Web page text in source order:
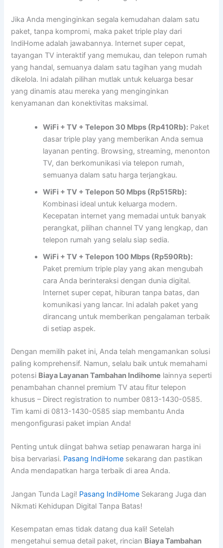
Jika Anda menginginkan segala kemudahan dalam satu
paket, tanpa kompromi, maka paket triple play dari
IndiHome adalah jawabannya. Internet super cepat,
tayangan TV interaktif yang memukau, dan telepon rumah
yang handal, semuanya dalam satu tagihan yang mudah
dikelola. Ini adalah pilihan mutlak untuk keluarga besar
yang dinamis atau mereka yang menginginkan
kenyamanan dan konektivitas maksimal.
WiFi + TV + Telepon 30 Mbps (Rp410Rb): Paket
dasar triple play yang memberikan Anda semua
layanan penting. Browsing, streaming, menonton
TV, dan berkomunikasi via telepon rumah,
semuanya dalam satu harga terjangkau.
WiFi + TV + Telepon 50 Mbps (Rp515Rb):
Kombinasi ideal untuk keluarga modern.
Kecepatan internet yang memadai untuk banyak
perangkat, pilihan channel TV yang lengkap, dan
telepon rumah yang selalu siap sedia.
WiFi + TV + Telepon 100 Mbps (Rp590Rb):
Paket premium triple play yang akan mengubah
cara Anda berinteraksi dengan dunia digital.
Internet super cepat, hiburan tanpa batas, dan
komunikasi yang lancar. Ini adalah paket yang
dirancang untuk memberikan pengalaman terbaik
di setiap aspek.
Dengan memilih paket ini, Anda telah mengamankan solusi
paling komprehensif. Namun, selalu baik untuk memahami
potensi Biaya Layanan Tambahan Indihome lainnya seperti
penambahan channel premium TV atau fitur telepon
khusus – Direct registration to number 0813-1430-0585.
Tim kami di 0813-1430-0585 siap membantu Anda
mengonfigurasi paket impian Anda!
Penting untuk diingat bahwa setiap penawaran harga ini
bisa bervariasi. Pasang IndiHome sekarang dan pastikan
Anda mendapatkan harga terbaik di area Anda.
Jangan Tunda Lagi! Pasang IndiHome Sekarang Juga dan
Nikmati Kehidupan Digital Tanpa Batas!
Kesempatan emas tidak datang dua kali! Setelah
mengetahui semua detail paket, rincian Biaya Tambahan